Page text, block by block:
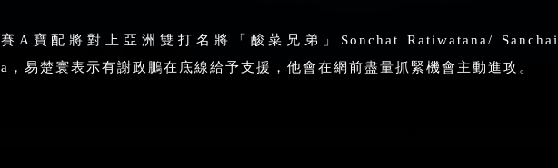
A寶配將對上亞洲雙打名將「酸菜兄弟」Sonchat Ratiwatana/ Sanchai
，易楚寰表示有謝政鵬在底線給予支援，他會在網前盡量抓緊機會主動進攻。